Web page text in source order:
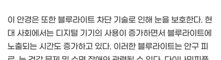
이 안경은 또한 블루라이트 차단 기술로 인해 눈을 보호한다. 현
대 사회에서는 디지털 기기의 사용이 증가하면서 블루라이트에
노출되는 시간도 증가하고 있다. 이러한 블루라이트는 안구 피